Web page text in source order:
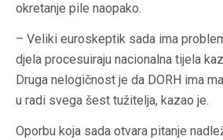
okretanje pile naopako.
– Veliki euroskeptik sada ima
djela procesuiraju nacionalna tijela
Druga nelogičnost je da DORH ima
u radi svega šest tužitelja, kazao je.
Oporbu koja sada otvara pitanje